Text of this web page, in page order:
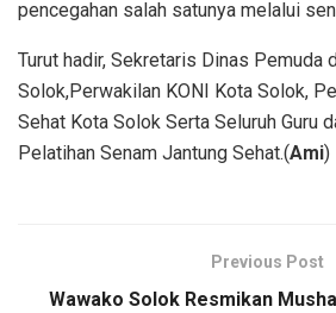
pencegahan salah satunya melalui
Turut hadir, Sekretaris Dinas Pemuda
Solok,Perwakilan KONI Kota Solok,
Sehat Kota Solok Serta Seluruh Guru
Pelatihan Senam Jantung Sehat.(Ami)
Previous Post
Wawako Solok Resmikan